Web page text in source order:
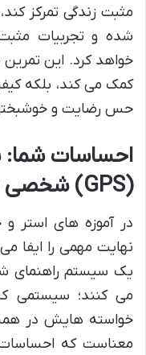
مثبت زندگی تمرکز
شده و تجربیات
خواهد کرد. این تمرین
کمک می کند، بلکه
حس رضایت و
احساسات شما:
(GPS) شخصی به سوی خواسته ها
در آموزه های
نهایت مهمی را ایفا
می کنند؛ سیستمی
خواسته هایش در
معناست که